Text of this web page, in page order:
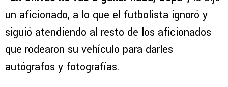
un aficionado, a lo que el futbolista ignoró y
siguió atendiendo al resto de los aficionados
que rodearon su vehículo para darles
autógrafos y fotografías.